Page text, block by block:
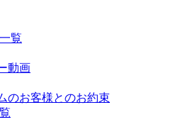
覧
動画
のお客様とのお約束